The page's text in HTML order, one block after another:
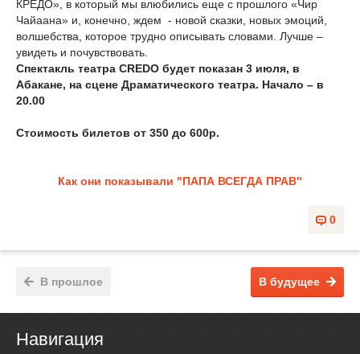
КРЕДО», в который мы влюбились еще с прошлого «Чир
Чайаана» и, конечно, ждем - новой сказки, новых эмоций,
волшебства, которое трудно описывать словами. Лучше –
увидеть и почувствовать.
Спектакль театра CREDO будет показан 3 июля, в
Абакане, на сцене Драматического театра. Начало – в
20.00
Стоимость билетов от 350 до 600р.
Как они показывали "ПАПА ВСЕГДА ПРАВ"
0
В будущее
В прошлое
Навигация